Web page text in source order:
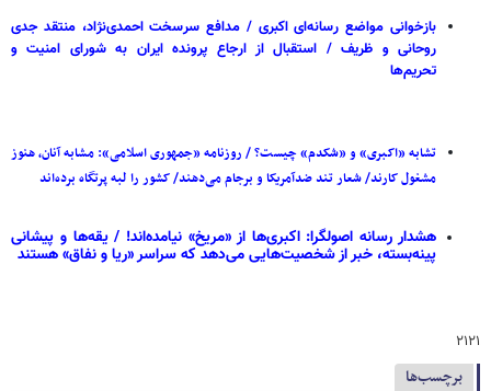
بازخوانی مواضع رسانه‌ای اکبری / مدافع سرسخت احمدی‌نژاد، منتقد جدی
روحانی و ظریف / استقبال از ارجاع پرونده ایران به شورای امنیت و
تحریم‌ها
تشابه «اکبری» و «شکدم» چیست؟ / روزنامه «جمهوری اسلامی»: مشابه آنان، هنوز
مشغول کارند/ شعار تند ضدآمریکا و برجام می‌دهند/ کشور را لبه پرتگاه برده‌اند
هشدار رسانه اصولگرا: اکبری‌ها از «مریخ» نیامده‌اند! / یقه‌ها و پیشانی
پینه‌بسته، خبر از شخصیت‌هایی می‌دهد که سراسر «ریا و نفاق» هستند
۲۱۲۱
برچسب‌ها